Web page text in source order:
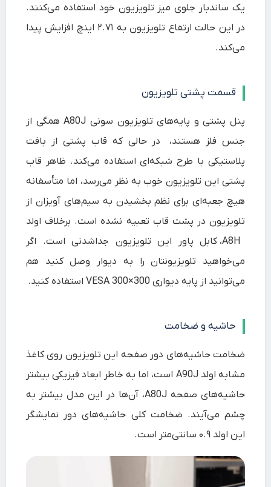
یک ساندبار جلوی میز تلویزیون خود استفاده می‌کنند.
در این حالت ارتفاع تلویزیون به ۲.۷۱ اینچ افزایش پیدا
می‌کند.
قسمت پشتی تلویزیون
پنل پشتی و پایه‌های تلویزیون سونی A80J همگی از
جنس فلز هستند، در حالی که قاب پشتی از بافت
پلاستیکی با طرح شبکه‌ای استفاده می‌کند. ظاهر قاب
پشتی این تلویزیون خوب به نظر می‌رسد، اما متأسفانه
هیچ جعبه‌ای برای نظم بخشیدن به سیم‌های آویزان از
تلویزیون در پشت قاب تعبیه نشده است. برخلاف اولد
A8H، کابل پاور این تلویزیون جداشدنی است. اگر
می‌خواهید تلویزیونتان را به دیوار وصل کنید هم
می‌توانید از پایه دیواری VESA 300×300 استفاده کنید.
حاشیه و ضخامت
ضخامت حاشیه‌های دور صفحه این تلویزیون روی کاغذ
مشابه اولد A90J است، اما به خاطر ابعاد فیزیکی بیشتر
حاشیه‌های صفحه A80J، آن‌ها در این مدل بیشتر به
چشم می‌آیند. ضخامت کلی حاشیه‌های دور نمایشگر
این اولد ۰.۹ سانتی‌متر است.